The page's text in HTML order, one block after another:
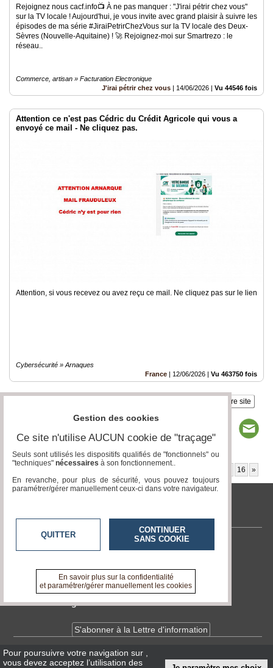
Rejoignez nous cacf.info​📺 À ne pas manquer : "J'irai pétrir chez vous"
sur la TV locale ! ​Aujourd'hui, je vous invite avec grand plaisir à suivre les
épisodes de ma série #JiraiPetrirChezVous sur la TV locale des Deux-
Sèvres (Nouvelle-Aquitaine) ! ​🚀 Rejoignez-moi sur Smartrezo : le
réseau..
Commerce, artisan » Facturation Electronique
J'irai pétrir chez vous | 14/06/2026 | Vu 44546 fois
Attention ce n'est pas Cédric du Crédit Agricole qui vous a
envoyé ce mail - Ne cliquez pas.
Attention, si vous recevez ou avez reçu ce mail. Ne cliquez pas sur le lien
Cybersécurité » Arnaques
France | 12/06/2026 | Vu 463750 fois
Insérez sur votre site
Page 1 / 28 16 »
tvlocale.fr
Contactez-nous
A propos de tvlocale.fr
Devenir délégué
S'abonner à la Lettre d'information
InfosCNIL/RGPD
Pour poursuivre votre navigation sur
vous devez acceptez l’utilisation des
Gestion des cookies
Ce site n'utilise AUCUN cookie de "traçage"
Seuls sont utilisés les dispositifs qualifiés de "fonctionnels" ou
"techniques" nécessaires à son fonctionnement..
En revanche, pour plus de sécurité, vous pouvez toujours
paramétrer/gérer manuellement ceux-ci dans votre navigateur.
QUITTER
CONTINUER
SANS COOKIE
En savoir plus sur la confidentialité
et paramétrer/gérer manuellement les cookies